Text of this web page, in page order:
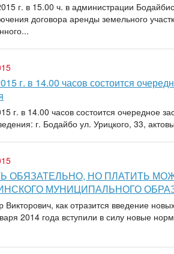
г. в 15.00 ч. в администрации
договора аренды земельного
г. в 14.00 часов состоится
г. в 14.00 часов состоится очередное
г. Бодайбо ул. Урицкого, 33,
ОБЯЗАТЕЛЬНО, НО ПЛАТИТЬ
МУНИЦИПАЛЬНОГО
Викторович, как отразится введение
2014 года вступили в силу новые